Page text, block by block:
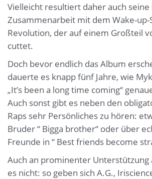
Vielleicht resultiert daher auch seine
Zusammenarbeit mit dem Wake-up-
Revolution, der auf einem Großteil
cuttet.
Doch bevor endlich das Album
dauerte es knapp fünf Jahre, wie
„It’s been a long time coming“
Auch sonst gibt es neben den
Raps sehr Persönliches zu hören:
Bruder “ Bigga brother“ oder über
Freunde in “ Best friends become
Auch an prominenter Unterstützung
es nicht: so geben sich A.G.,